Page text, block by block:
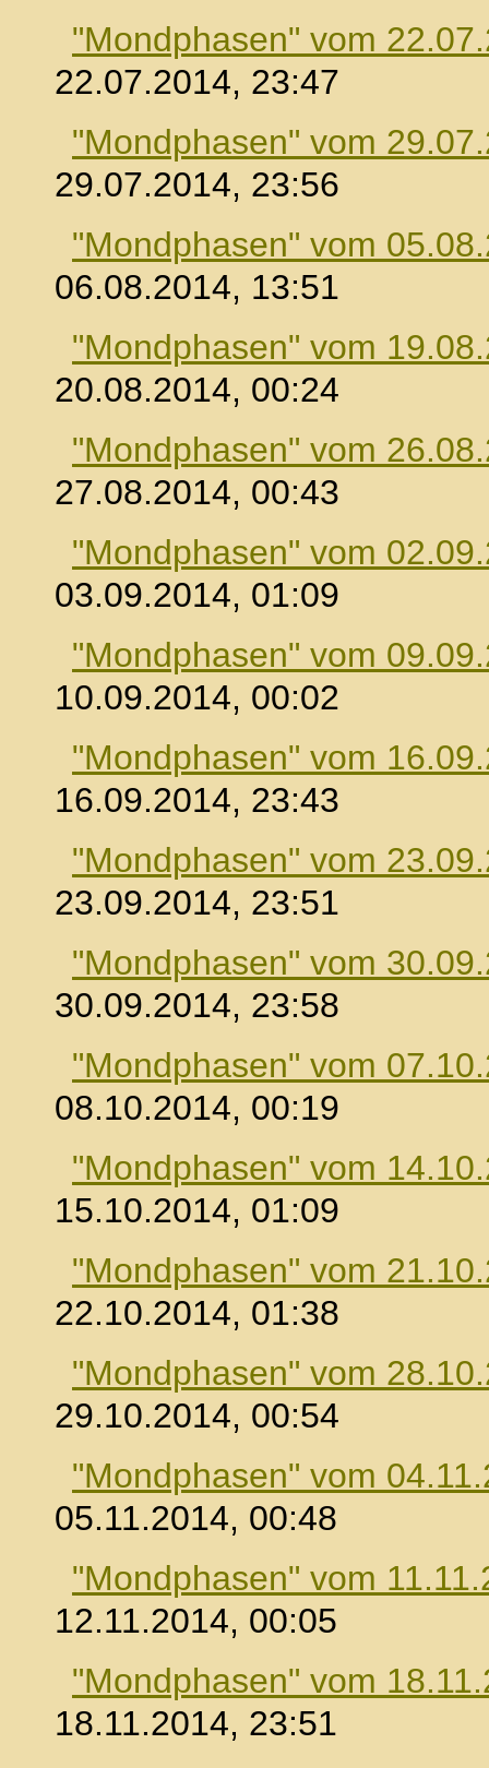
"Mondphasen" vom
22.07.2014, 23:47
"Mondphasen" vom
29.07.2014, 23:56
"Mondphasen" vom
06.08.2014, 13:51
"Mondphasen" vom
20.08.2014, 00:24
"Mondphasen" vom
27.08.2014, 00:43
"Mondphasen" vom
03.09.2014, 01:09
"Mondphasen" vom
10.09.2014, 00:02
"Mondphasen" vom
16.09.2014, 23:43
"Mondphasen" vom
23.09.2014, 23:51
"Mondphasen" vom
30.09.2014, 23:58
"Mondphasen" vom
08.10.2014, 00:19
"Mondphasen" vom
15.10.2014, 01:09
"Mondphasen" vom
22.10.2014, 01:38
"Mondphasen" vom
29.10.2014, 00:54
"Mondphasen" vom
05.11.2014, 00:48
"Mondphasen" vom
12.11.2014, 00:05
"Mondphasen" vom
18.11.2014, 23:51